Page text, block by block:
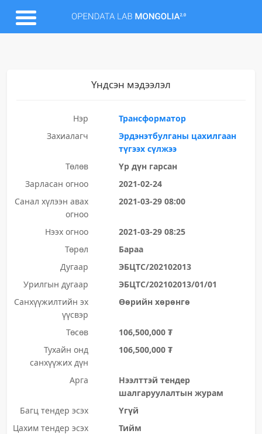
Үндсэн мэдээлэл
Нэр
Трансформатор
Захиалагч
Эрдэнэтбулганы цахилгаан
түгээх сүлжээ
Төлөв
Үр дүн гарсан
Зарласан огноо
2021-02-24
Санал хүлээн авах
огноо
2021-03-29 08:00
Нээх огноо
2021-03-29 08:25
Төрөл
Бараа
Дугаар
ЭБЦТС/202102013
Урилгын дугаар
ЭБЦТС/202102013/01/01
Санхүүжилтийн эх
үүсвэр
Өөрийн хөрөнгө
Төсөв
106,500,000 ₮
Тухайн онд
санхүүжих дүн
106,500,000 ₮
Арга
Нээлттэй тендер
шалгаруулалтын журам
Багц тендер эсэх
Үгүй
Цахим тендер эсэх
Тийм